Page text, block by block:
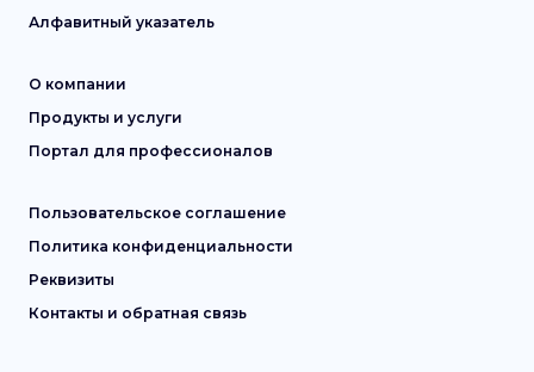
Алфавитный указатель
О компании
Продукты и услуги
Портал для профессионалов
Пользовательское соглашение
Политика конфиденциальности
Реквизиты
Контакты и обратная связь